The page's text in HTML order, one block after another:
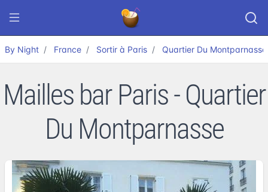
By Night France Sortir à Paris Quartier Du Montparnasse
Mailles bar Paris - Quartier
Du Montparnasse